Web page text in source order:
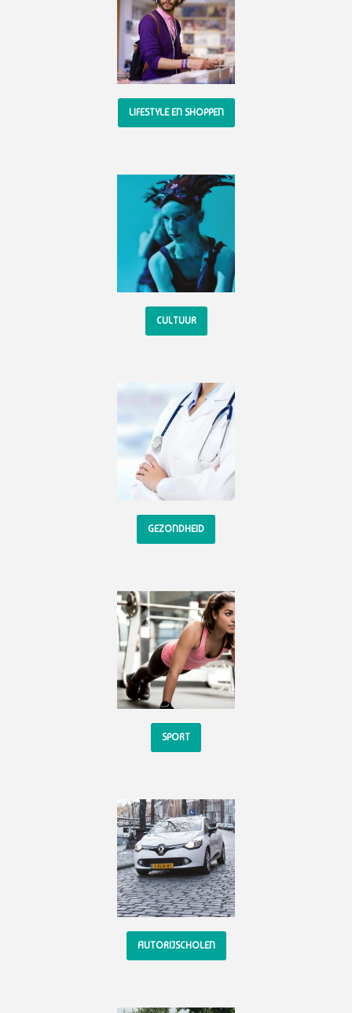
LIFESTYLE EN SHOPPEN
CULTUUR
GEZONDHEID
SPORT
AUTORIJSCHOLEN